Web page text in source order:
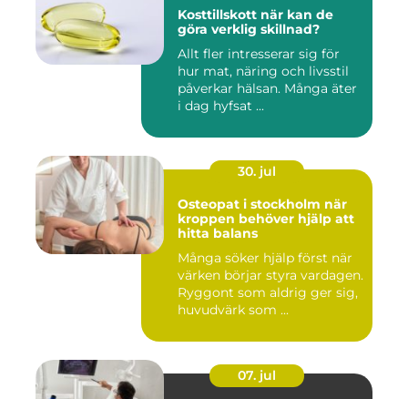
Kosttillskott när kan de
göra verklig skillnad?
Allt fler intresserar sig för
hur mat, näring och livsstil
påverkar hälsan. Många äter
i dag hyfsat ...
30. jul
Osteopat i stockholm när
kroppen behöver hjälp att
hitta balans
Många söker hjälp först när
värken börjar styra vardagen.
Ryggont som aldrig ger sig,
huvudvärk som ...
07. jul